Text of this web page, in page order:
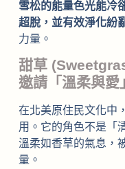
雪松的能量色光能冷
超脫，並有效淨化紛
力量。
甜草
邀請「溫柔與愛
在北美原住民文化中，
用。它的角色不是「
溫柔如香草的氣息，
量。